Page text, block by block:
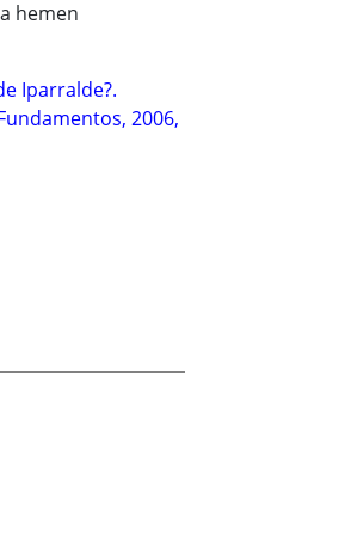
hemen
Iparralde?.
2006,